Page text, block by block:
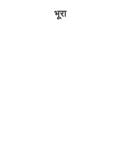
भूरा